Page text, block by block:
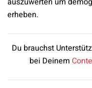
erheben.
Du brauchst
bei Deinem